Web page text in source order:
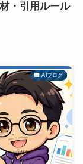
・引用ルール
AIブログ